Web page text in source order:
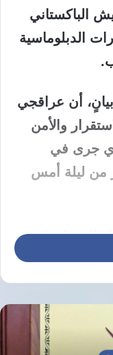
الباكستاني
الدبلوماسية
أن عراقجي
والأمن
جرى في
من ليلة أمس
إلى طهران
تقودها إسلام
إعلامية
الأمريكية